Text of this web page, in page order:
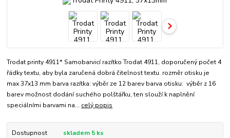
Trodat printy 4911* Samobarvicí razítko Trodat 4911, doporučený počet 4
řádky textu, aby byla zaručená dobrá čitelnost textu. rozměr otisku je
max 37x13 mm barva razítka: výběr ze 12 barev barva otisku: výběr z 16
barev možnost dodání suchého polštářku, ten slouží k naplnění
speciálními barvami na... celý popis
Dostupnost
skladem 5 ks